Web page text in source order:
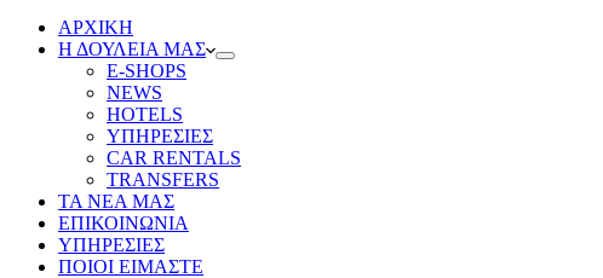
ΑΡΧΙΚΗ
Η ΔΟΥΛΕΙΑ ΜΑΣ
Ε-SHOPS
NEWS
HOTELS
ΥΠΗΡΕΣΙΕΣ
CAR RENTALS
TRANSFERS
ΤΑ ΝΕΑ ΜΑΣ
ΕΠΙΚΟΙΝΩΝΙΑ
ΥΠΗΡΕΣΙΕΣ
ΠΟΙΟΙ ΕΙΜΑΣΤΕ